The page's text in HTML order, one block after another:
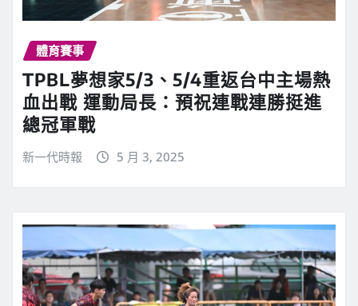
體育賽事
TPBL夢想家5/3、5/4重返台中主場熱
血出戰 運動局長：預祝連戰連勝挺進
總冠軍戰
新一代時報 5 月 3, 2025